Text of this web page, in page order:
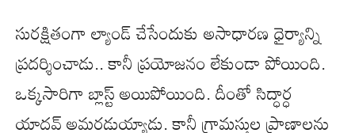
సురక్షితంగా ల్యాండ్ చేసేందుకు అసాధారణ ధైర్యాన్ని
ప్రదర్శించాడు.. కానీ ప్రయోజనం లేకుండా పోయింది.
ఒక్కసారిగా బ్లాస్ట్ అయిపోయింది. దీంతో సిద్ధార్ధ
యాదవ్ అమరడుయ్యాడు. కానీ గ్రామస్తుల ప్రాణాలను